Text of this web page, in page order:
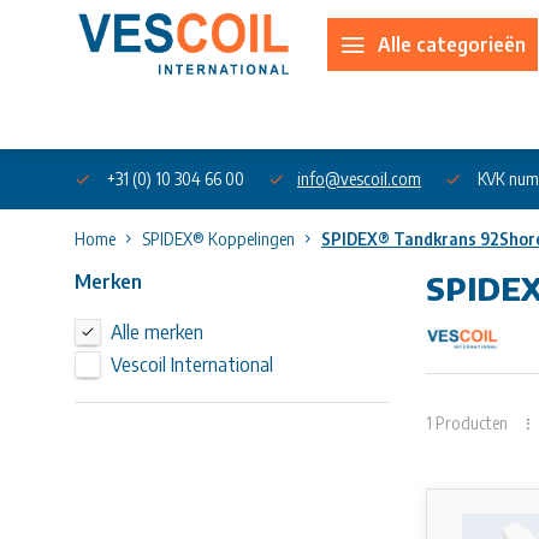
Alle categorieën
+31 (0) 10 304 66 00 info@vescoil.com KVK
Home SPIDEX® Koppelingen SPIDEX® Tandkrans
Merken
Alle merken
Vescoil International
Uw artikel
verminderen.
Radiale en
1 Producten